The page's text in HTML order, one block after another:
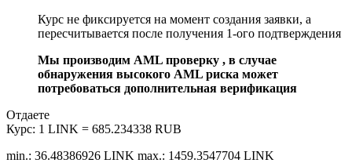
Курс не фиксируется на момент создания заявки, а
пересчитывается после получения 1-ого подтверждения
Мы производим AML проверку , в случае
обнаружения высокого AML риска может
потребоваться дополнительная верификация
Отдаете
Курс: 1 LINK = 685.234338 RUB
min.: 36.48386926 LINK max.: 1459.3547704 LINK